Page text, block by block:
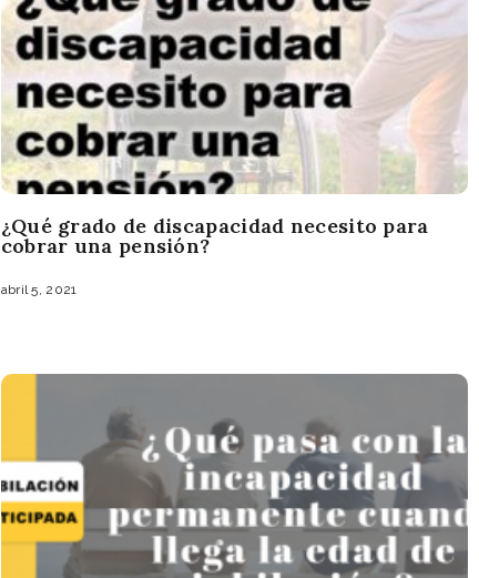
¿Qué grado de discapacidad necesito para
cobrar una pensión?
abril 5, 2021